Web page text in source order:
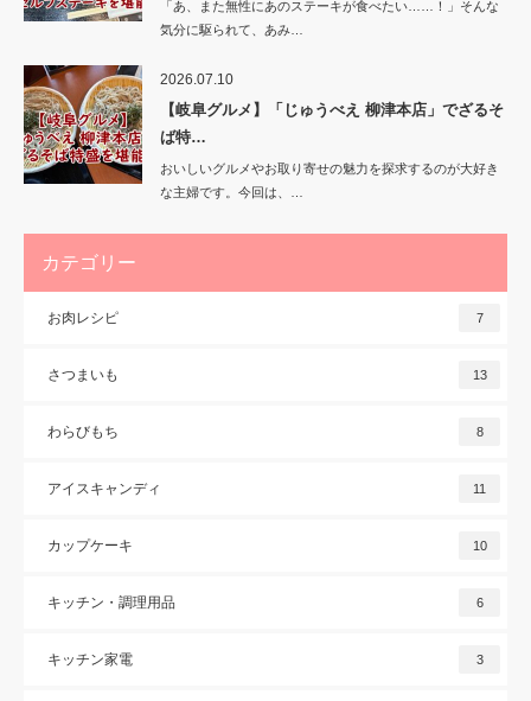
「あ、また無性にあのステーキが食べたい……！」そんな
気分に駆られて、あみ…
2026.07.10
【岐阜グルメ】「じゅうべえ 柳津本店」でざるそ
ば特…
おいしいグルメやお取り寄せの魅力を探求するのが大好き
な主婦です。今回は、…
カテゴリー
お肉レシピ 7
さつまいも 13
わらびもち 8
アイスキャンディ 11
カップケーキ 10
キッチン・調理用品 6
キッチン家電 3